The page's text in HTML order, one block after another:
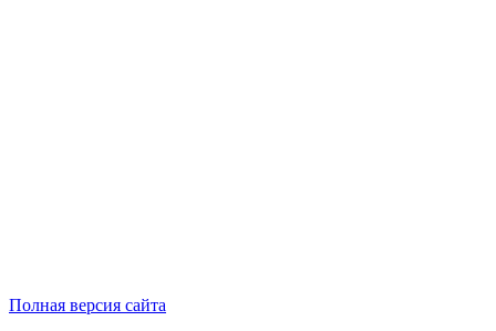
Полная версия сайта